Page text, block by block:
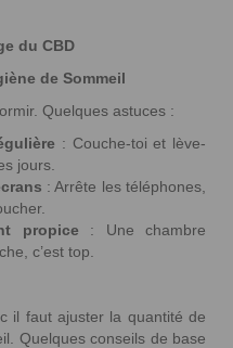
du CBD
de Sommeil
Quelques astuces :
: Couche-toi et lève-
jours.
: Arrête les téléphones,
propice : Une chambre
c’est top.
il faut ajuster la quantité de
Quelques conseils de base